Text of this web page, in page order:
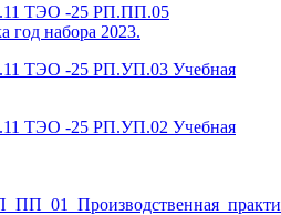
ТЭО -25 РП.ПП.05
год набора 2023.
ТЭО -25 РП.УП.03 Учебная
ТЭО -25 РП.УП.02 Учебная